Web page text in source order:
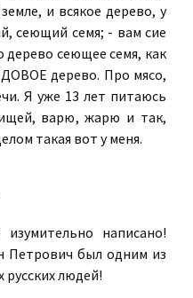
и всякое дерево, у
сеющий семя; - вам сие
сеющее семя, как
дерево. Про мясо,
Я уже 13 лет питаюсь
варю, жарю и так,
такая вот у меня.
написано!
Петрович был одним из
людей!